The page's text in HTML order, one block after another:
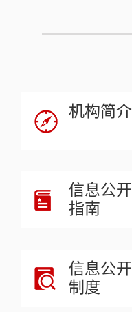
机构简介
信息公开
指南
信息公开
制度